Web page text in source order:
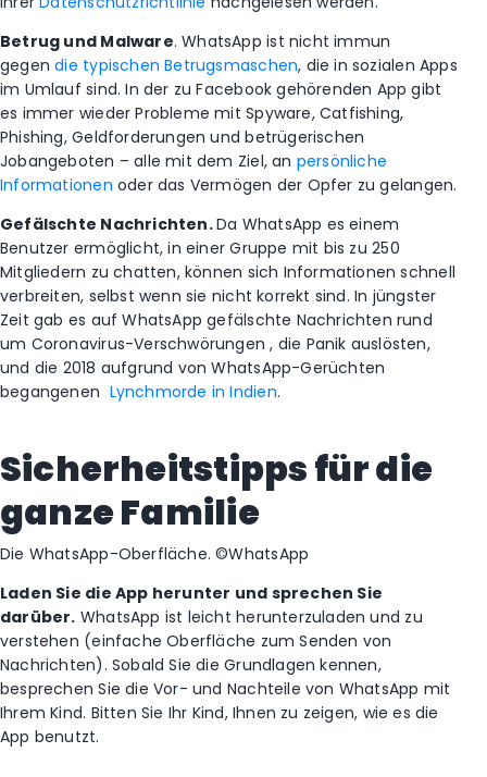
Betrug und Malware. WhatsApp ist nicht immun
gegendie typischen Betrugsmaschen, die in sozialen Apps
im Umlauf sind. In der zu Facebook gehörenden App gibt
es immer wieder Probleme mit Spyware, Catfishing,
Phishing, Geldforderungen und betrügerischen
Jobangeboten – alle mit dem Ziel, an persönliche
Informationen oder das Vermögen der Opfer zu gelangen.
Gefälschte Nachrichten.Da WhatsApp es einem
Benutzer ermöglicht, in einer Gruppe mit bis zu 250
Mitgliedern zu chatten, können sich Informationen schnell
verbreiten, selbst wenn sie nicht korrekt sind. In jüngster
Zeit gab es auf WhatsApp gefälschte Nachrichten rund
um Coronavirus-Verschwörungen , die Panik auslösten,
und die 2018 aufgrund von WhatsApp-Gerüchten
begangenen Lynchmorde in Indien.
Sicherheitstipps für die
ganze Familie
Die WhatsApp-Oberfläche. ©WhatsApp
Laden Sie die App herunter und sprechen Sie
darüber. WhatsApp ist leicht herunterzuladen und zu
verstehen (einfache Oberfläche zum Senden von
Nachrichten). Sobald Sie die Grundlagen kennen,
besprechen Sie die Vor- und Nachteile von WhatsApp mit
Ihrem Kind. Bitten Sie Ihr Kind, Ihnen zu zeigen, wie es die
App benutzt.